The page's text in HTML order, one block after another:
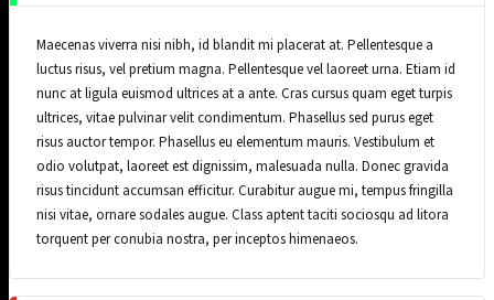
Maecenas viverra nisi nibh, id blandit mi placerat at. Pellentesque a
luctus risus, vel pretium magna. Pellentesque vel laoreet urna. Etiam id
nunc at ligula euismod ultrices at a ante. Cras cursus quam eget turpis
ultrices, vitae pulvinar velit condimentum. Phasellus sed purus eget
risus auctor tempor. Phasellus eu elementum mauris. Vestibulum et
odio volutpat, laoreet est dignissim, malesuada nulla. Donec gravida
risus tincidunt accumsan efficitur. Curabitur augue mi, tempus fringilla
nisi vitae, ornare sodales augue. Class aptent taciti sociosqu ad litora
torquent per conubia nostra, per inceptos himenaeos.